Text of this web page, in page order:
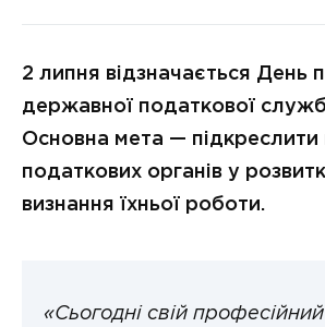
2 липня відзначається День
державної податкової
Основна мета — підкреслити
податкових органів у
визнання їхньої роботи.
«Сьогодні свій